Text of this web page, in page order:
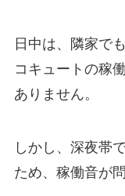
日中は、隣家で
コキュートの稼
ありません。
しかし、深夜帯
ため、稼働音が